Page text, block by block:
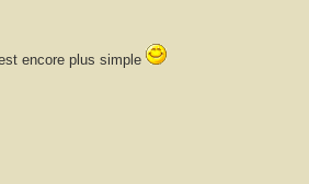
encore plus simple